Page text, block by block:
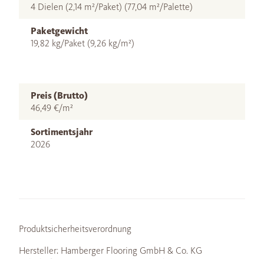
4 Dielen (2,14 m²/Paket) (77,04 m²/Palette)
Paketgewicht
19,82 kg/Paket (9,26 kg/m²)
Preis (Brutto)
46,49 €/m²
Sortimentsjahr
2026
Produktsicherheitsverordnung
Hersteller: Hamberger Flooring GmbH & Co. KG